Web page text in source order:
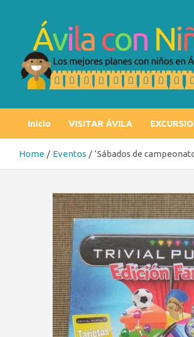
Inicio VISITAR ÁVILA
Home Eventos ‘Sábados de